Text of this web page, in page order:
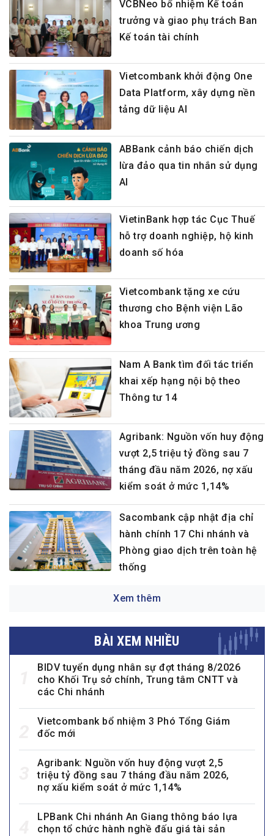
VCBNeo bổ nhiệm Kế toán
trưởng và giao phụ trách Ban
Kế toán tài chính
Vietcombank khởi động One
Data Platform, xây dựng nền
tảng dữ liệu AI
ABBank cảnh báo chiến dịch
lừa đảo qua tin nhắn sử dụng
AI
VietinBank hợp tác Cục Thuế
hỗ trợ doanh nghiệp, hộ kinh
doanh số hóa
Vietcombank tặng xe cứu
thương cho Bệnh viện Lão
khoa Trung ương
Nam A Bank tìm đối tác triển
khai xếp hạng nội bộ theo
Thông tư 14
Agribank: Nguồn vốn huy động
vượt 2,5 triệu tỷ đồng sau 7
tháng đầu năm 2026, nợ xấu
kiểm soát ở mức 1,14%
Sacombank cập nhật địa chỉ
hành chính 17 Chi nhánh và
Phòng giao dịch trên toàn hệ
thống
Xem thêm
BÀI XEM NHIỀU
BIDV tuyển dụng nhân sự đợt tháng 8/2026
cho Khối Trụ sở chính, Trung tâm CNTT và
các Chi nhánh
Vietcombank bổ nhiệm 3 Phó Tổng Giám
đốc mới
Agribank: Nguồn vốn huy động vượt 2,5
triệu tỷ đồng sau 7 tháng đầu năm 2026,
nợ xấu kiểm soát ở mức 1,14%
LPBank Chi nhánh An Giang thông báo lựa
chọn tổ chức hành nghề đấu giá tài sản